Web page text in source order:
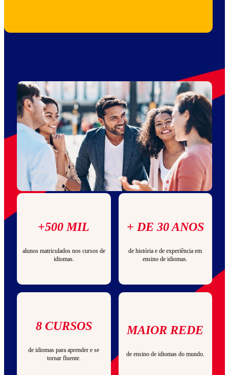
+500 MIL
alunos matriculados nos cursos de
idiomas.
+ DE 30 ANOS
de história e de experiência em
ensino de idiomas.
8 CURSOS
de idiomas para aprender e se
tornar fluente.
MAIOR REDE
de ensino de idiomas do mundo.